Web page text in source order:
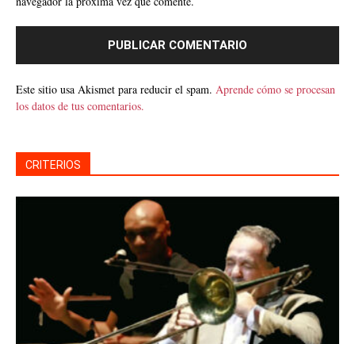
Este sitio usa Akismet para reducir el spam. Aprende cómo se procesan
los datos de tus comentarios.
CRITERIOS